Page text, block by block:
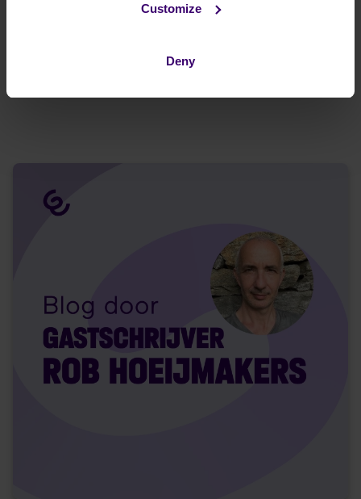
Customize
Deny
achtergrond. Groei maakt zichtbaar hoeveel processen
was, blijkt dan een ontwerpkeuze te zijn. Dit stuk gaat